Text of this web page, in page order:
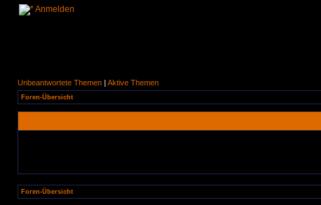
Anmelden
Unbeantwortete Themen | Aktive Themen
Foren-Übersicht
Foren-Übersicht